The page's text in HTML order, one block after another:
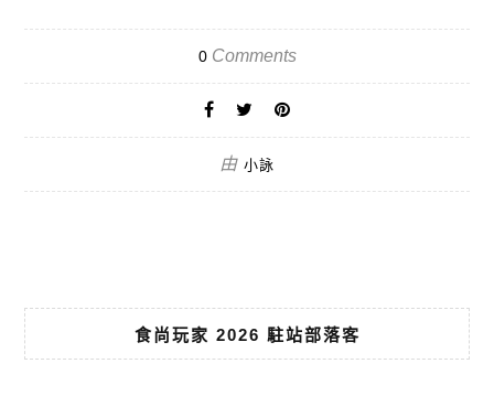
0Comments
由 小詠
食尚玩家 2026 駐站部落客